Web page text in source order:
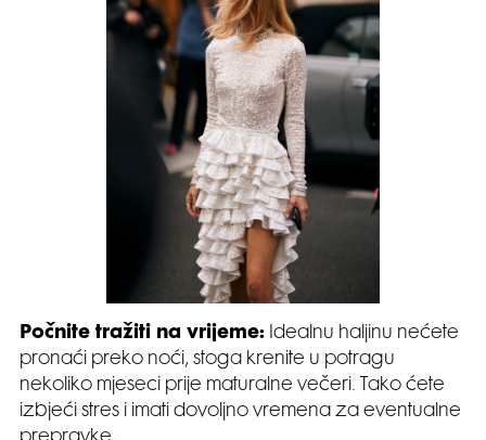
Počnite tražiti na vrijeme: Idealnu haljinu nećete
pronaći preko noći, stoga krenite u potragu
nekoliko mjeseci prije maturalne večeri. Tako ćete
izbjeći stres i imati dovoljno vremena za eventualne